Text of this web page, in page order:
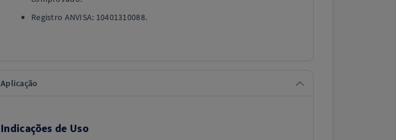
Registro ANVISA: 10401310088.
Aplicação
Indicações de Uso